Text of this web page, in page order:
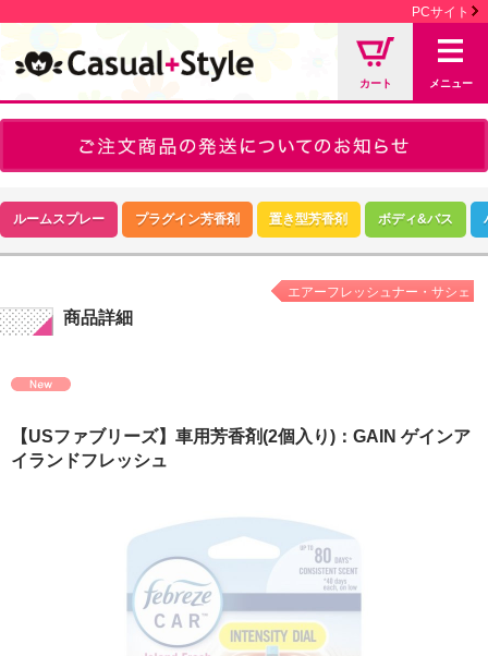
PCサイト
カート メニュー
ルームスプレー プラグイン芳香剤 置き型芳香剤 ボディ&バス
商品詳細
エアーフレッシュナー・サシェ
【USファブリーズ】車用芳香剤(2個入り)：GAIN ゲインア
イランドフレッシュ